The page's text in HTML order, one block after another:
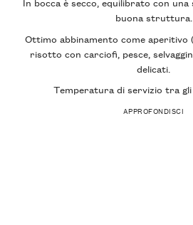
buona struttura.
Ottimo abbinamento come aperitivo
risotto con carciofi , pesce,
delicati.
Temperatura di servizio tra gli
APPROFONDISCI